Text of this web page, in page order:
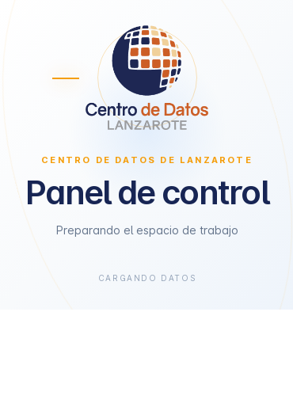
CENTRO DE DATOS DE LANZAROTE
Panel de control
Preparando el espacio de trabajo
CARGANDO DATOS